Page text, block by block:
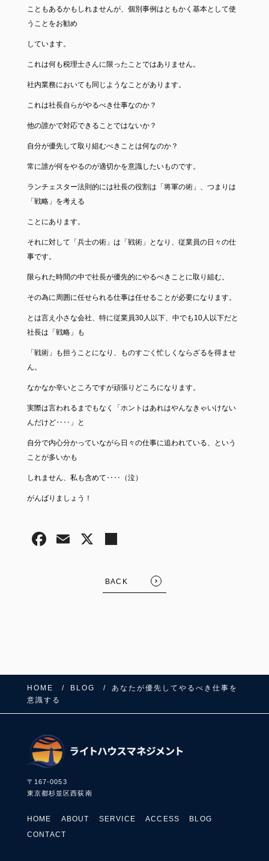
こともあるかもしれませんが、個別事例はともかく基本として使
うことをお勧め
しています。
これは何も税理士さんに限ったことではありません。
社内業務においても同じようなことがあります。
これは社長自らがやるべき仕事なのか？
他の誰かで対応できることではないか？
自分が優先して取り組むべきことは何なのか？
常に誰が何をやるのが適切かを意識したいものです。
ランチェスター法則的には社長の役割は「将軍の術」、つまりは
「戦略」を考える
ことにあります。
それに対して「兵士の術」は「戦術」となり、従業員の日々の仕
事です。
限られた時間の中で社長が優先的にやるべきことに取り組む。
その為に周囲に任せられる仕事は任せることが必要になります。
とは言え小さな会社、特に従業員30人以下、中でも10人以下だと
社長は「戦略」も
「戦術」も担うことになり、ものすごく忙しくならざるを得ませ
ん。
なかなか辛いところですが頑張りどころになります。
実際は言われるまでもなく「ホントはあれはやんなきゃいけない
んだけど‥‥」と
自分で内心分かっていながら日々の仕事に追われている、という
ことが多いかも
しれません、私も含めて‥‥（泣）
がんばりましょう！
BACK
HOME BLOG
あなたが優先してやるべき仕事を
意識する
〒167-0053
東京都杉並区西荻南
HOME ABOUT SERVICE ACCESS
BLOG
CONTACT